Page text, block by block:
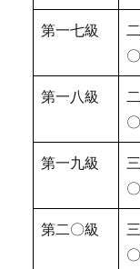
第一七級
第一八級
第一九級
第二〇級